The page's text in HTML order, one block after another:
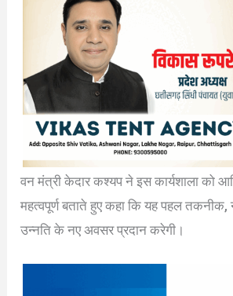
वन मंत्री केदार कश्यप ने इस कार्यशाला को
महत्वपूर्ण बताते हुए कहा कि यह पहल तकनीक,
उन्नति के नए अवसर प्रदान करेगी।